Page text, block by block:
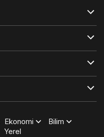
Ekonomi
Bilim
Yerel